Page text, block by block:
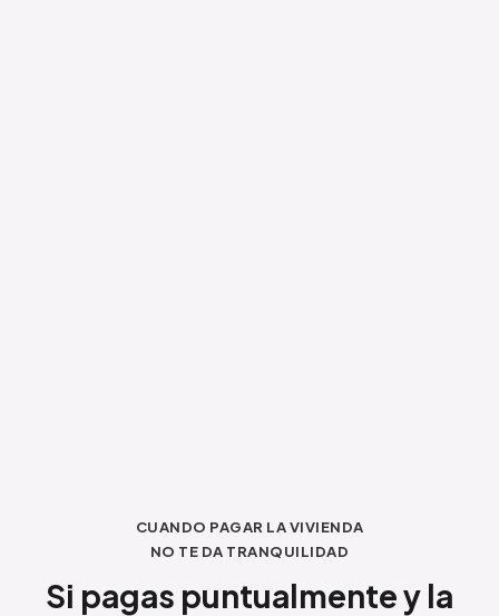
CUANDO PAGAR LA VIVIENDA
NO TE DA TRANQUILIDAD
Si pagas puntualmente y la